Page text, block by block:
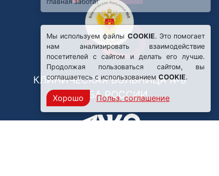
КЛИНИЧЕСКАЯ БОЛЬНИЦА №8
ФМБА РОССИИ
Мы используем файлы COOKIE. Это помогает
нам анализировать взаимодействие
посетителей с сайтом и делать его лучше.
Продолжая пользоваться сайтом, вы
соглашаетесь с использованиемCOOKIE.
Хорошо Польз. соглашение